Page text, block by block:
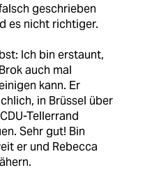
geschrieben
es nicht richtiger.
Ich bin erstaunt,
auch mal
kann. Er
in Brüssel über
Tellerrand
Sehr gut! Bin
er und Rebecca